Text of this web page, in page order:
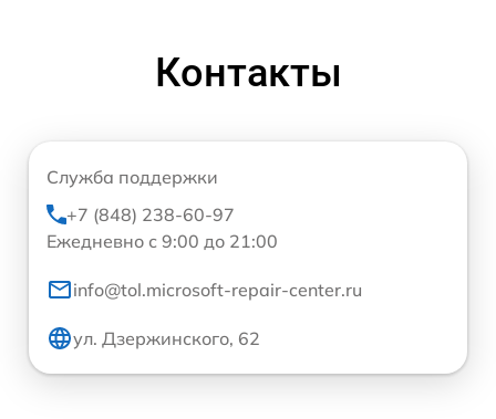
Контакты
Служба поддержки
+7 (848) 238-60-97
Ежедневно с 9:00 до 21:00
info@tol.microsoft-repair-center.ru
ул. Дзержинского, 62